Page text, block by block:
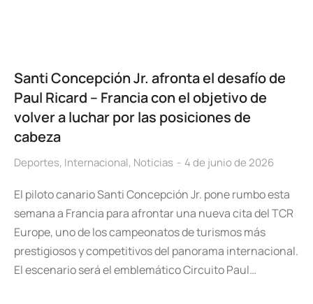
Santi Concepción Jr. afronta el desafío de
Paul Ricard – Francia con el objetivo de
volver a luchar por las posiciones de
cabeza
Deportes, Internacional, Noticias 4 de junio de 2026
El piloto canario Santi Concepción Jr. pone rumbo esta
semana a Francia para afrontar una nueva cita del TCR
Europe, uno de los campeonatos de turismos más
prestigiosos y competitivos del panorama internacional.
El escenario será el emblemático Circuito Paul…